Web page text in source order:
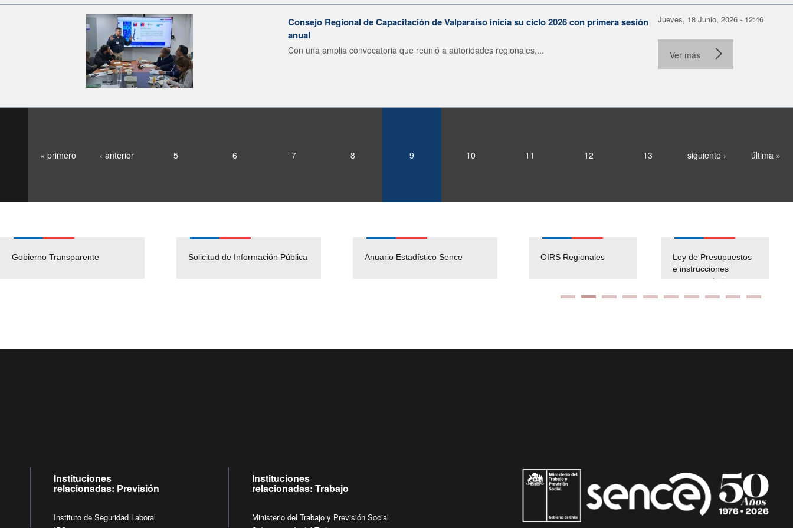
Consejo Regional de Capacitación de Valparaíso inicia su ciclo 2026 con primera sesión
anual
Con una amplia convocatoria que reunió a autoridades regionales,...
Jueves, 18 Junio, 2026 - 12:46
Ver más
« primero ‹ anterior 5 6 7 8 9 10 11 12 13 siguiente › última »
Gobierno Transparente Solicitud de Información Pública Anuario Estadístico Sence
Pago Proveedores
Empleos Públicos
Solicitud Audiencias y
OIRS Regionales
Ley de Presupuestos
e instrucciones
presuspuetarias
Instituciones
relacionadas: Previsión
Instituto de Seguridad Laboral
Instituciones
relacionadas: Trabajo
Ministerio del Trabajo y Previsión Social